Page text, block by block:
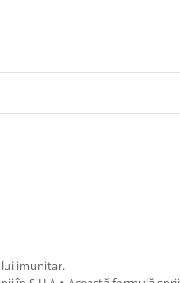
imunitar.